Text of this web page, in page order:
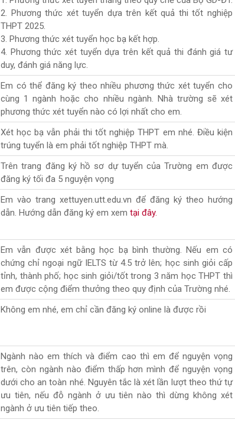
2. Phương thức xét tuyển dựa trên kết quả thi tốt nghiệp
THPT 2025.
3. Phương thức xét tuyển học bạ kết hợp.
4. Phương thức xét tuyển dựa trên kết quả thi đánh giá tư
duy, đánh giá năng lực.
Em có thể đăng ký theo nhiều phương thức xét tuyển cho
cùng 1 ngành hoặc cho nhiều ngành. Nhà trường sẽ xét
phương thức xét tuyển nào có lợi nhất cho em.
Xét học bạ vẫn phải thi tốt nghiệp THPT em nhé. Điều kiện
trúng tuyển là em phải tốt nghiệp THPT mà.
Trên trang đăng ký hồ sơ dự tuyển của Trường em được
đăng ký tối đa 5 nguyện vọng
Em vào trang xettuyen.utt.edu.vn để đăng ký theo hướng
dẫn. Hướng dẫn đăng ký em xem tại đây.
Em vẫn được xét bằng học bạ bình thường. Nếu em có
chứng chỉ ngoại ngữ IELTS từ 4.5 trở lên; học sinh giỏi cấp
tỉnh, thành phố; học sinh giỏi/tốt trong 3 năm học THPT thì
em được cộng điểm thưởng theo quy định của Trường nhé.
Không em nhé, em chỉ cần đăng ký online là được rồi
Ngành nào em thích và điểm cao thì em để nguyện vọng
trên, còn ngành nào điểm thấp hơn mình để nguyện vọng
dưới cho an toàn nhé. Nguyên tắc là xét lần lượt theo thứ tự
ưu tiên, nếu đỗ ngành ở ưu tiên nào thì dừng không xét
ngành ở ưu tiên tiếp theo.